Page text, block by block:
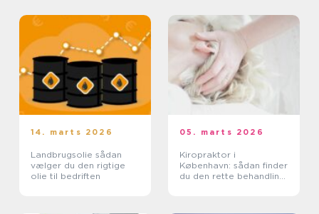
14. marts 2026
Landbrugsolie sådan
vælger du den rigtige
olie til bedriften
05. marts 2026
Kiropraktor i
København: sådan finder
du den rette behandling